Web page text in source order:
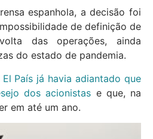
espanhola, a decisão foi
de definição de
das operações, ainda
do estado de pandemia.
País já havia adiantado que
dos acionistas e que, na
em até um ano.